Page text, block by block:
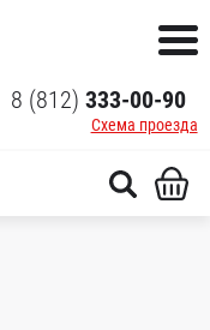
8 (812) 333-00-90
Схема проезда